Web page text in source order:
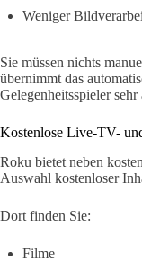
Weniger
Sie müssen nichts
übernimmt das
Gelegenheitsspieler sehr
Kostenlose Live-TV-
Roku bietet neben
Auswahl kostenloser
Dort finden Sie:
Filme